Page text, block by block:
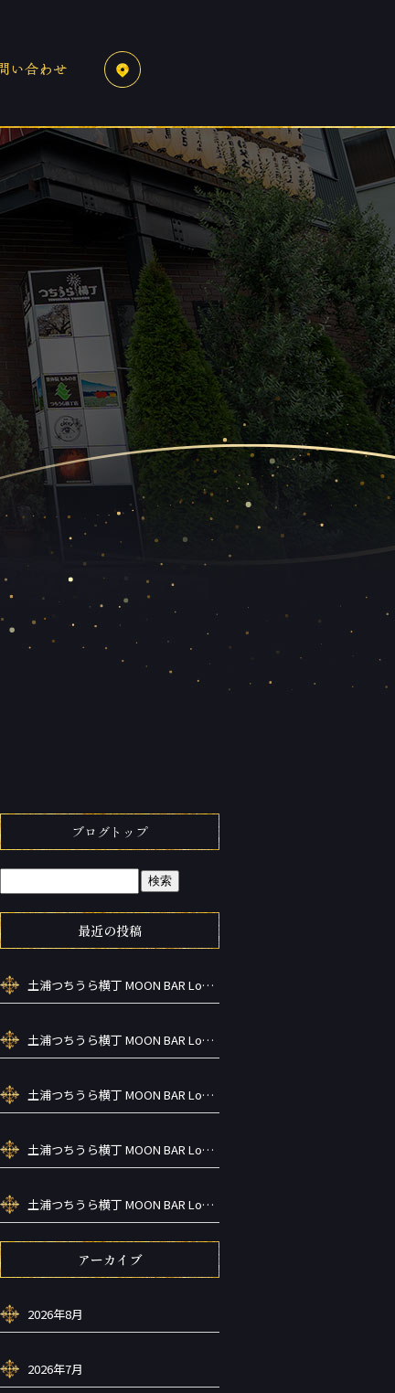
ブログトップ
最近の投稿
土浦つちうら横丁 MOON BAR Lounge ーズメントBAR シーシャカラ オケお酒
土浦つちうら横丁 MOON BAR Lounge ーズメントBAR シーシャカラ オケお酒
土浦つちうら横丁 MOON BAR Lounge ーズメントBAR シーシャカラ オケお酒
土浦つちうら横丁 MOON BAR Lounge ーズメントBAR シーシャカラ オケお酒
土浦つちうら横丁 MOON BAR Lounge ーズメントBAR シーシャカラ オケお酒
アーカイブ
2026年8月
2026年7月